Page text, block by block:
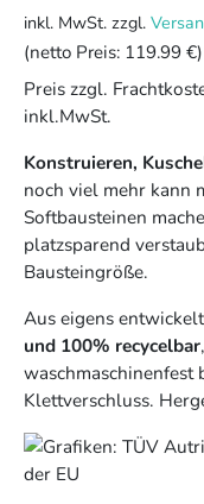
inkl. MwSt. zzgl.
(netto Preis: 119.99 €)
Preis zzgl.
inkl.MwSt.
Konstruieren,
noch viel mehr kann
Softbausteinen
platzsparend
Bausteingröße.
Aus eigens
und 100% recycelbar
waschmaschinenfest
Klettverschluss.